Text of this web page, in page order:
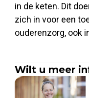
in de keten. Dit
zich in voor een
ouderenzorg, ook
Wilt u meer